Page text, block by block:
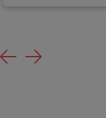
Previous
Next